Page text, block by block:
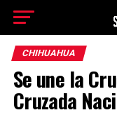
CHIHUAHUA
Se une la
Cruzada